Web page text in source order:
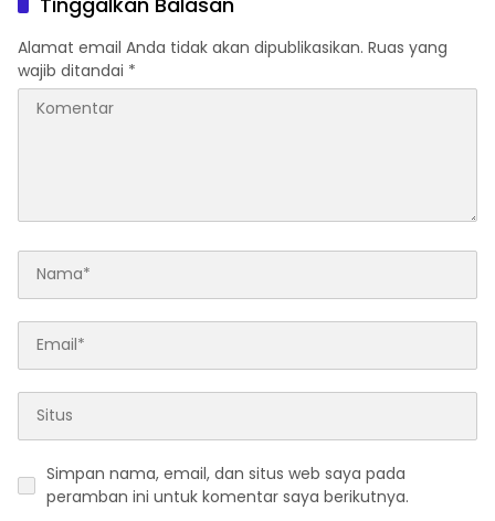
Alamat email Anda tidak akan dipublikasikan. Ruas yang
wajib ditandai *
Simpan nama, email, dan situs web saya pada
peramban ini untuk komentar saya berikutnya.